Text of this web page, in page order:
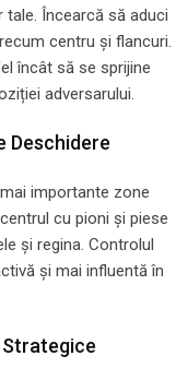
Încearcă să aduci
centru și flancuri.
încât să se sprijine
adversarului.
Deschidere
importante zone
cu pioni și piese
și regina. Controlul
și mai influentă în